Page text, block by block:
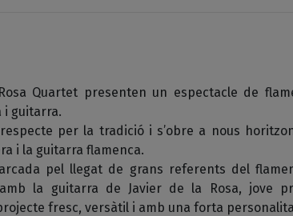
Quartet presenten un espectacle de
i guitarra.
per la tradició i s’obre a nous
i la guitarra flamenca.
pel llegat de grans referents del
la guitarra de Javier de la Rosa, jove
fresc, versàtil i amb una forta